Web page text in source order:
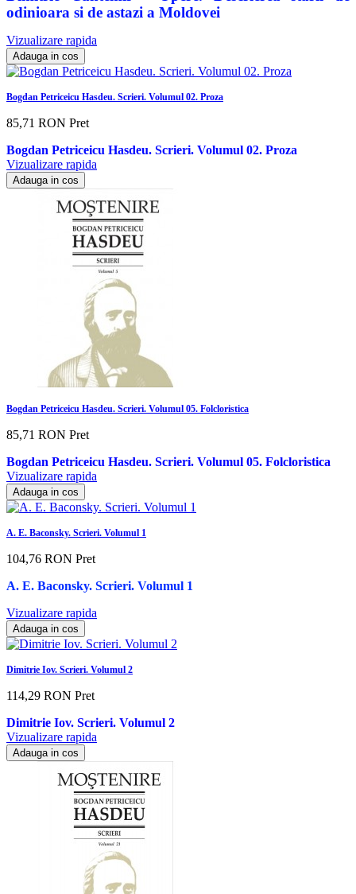
odinioara si de astazi a Moldovei
Vizualizare rapida
Adauga in cos
Bogdan Petriceicu Hasdeu. Scrieri. Volumul 02. Proza
85,71 RON Pret
Bogdan Petriceicu Hasdeu. Scrieri. Volumul 02. Proza
Vizualizare rapida
Adauga in cos
Bogdan Petriceicu Hasdeu. Scrieri. Volumul 05. Folcloristica
85,71 RON Pret
Bogdan Petriceicu Hasdeu. Scrieri. Volumul 05. Folcloristica
Vizualizare rapida
Adauga in cos
A. E. Baconsky. Scrieri. Volumul 1
104,76 RON Pret
A. E. Baconsky. Scrieri. Volumul 1
Vizualizare rapida
Adauga in cos
Dimitrie Iov. Scrieri. Volumul 2
114,29 RON Pret
Dimitrie Iov. Scrieri. Volumul 2
Vizualizare rapida
Adauga in cos